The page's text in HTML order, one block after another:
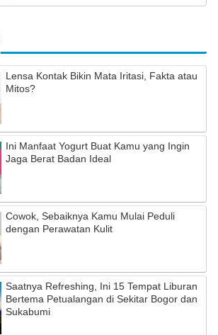
Lensa Kontak Bikin Mata Iritasi, Fakta atau
Mitos?
Ini Manfaat Yogurt Buat Kamu yang Ingin
Jaga Berat Badan Ideal
Cowok, Sebaiknya Kamu Mulai Peduli
dengan Perawatan Kulit
Saatnya Refreshing, Ini 15 Tempat Liburan
Bertema Petualangan di Sekitar Bogor dan
Sukabumi